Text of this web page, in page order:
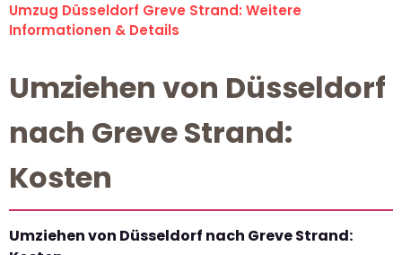
Umzug Düsseldorf Greve Strand: Weitere
Informationen & Details
Umziehen von Düsseldorf
nach Greve Strand:
Kosten
Umziehen von Düsseldorf nach Greve Strand: